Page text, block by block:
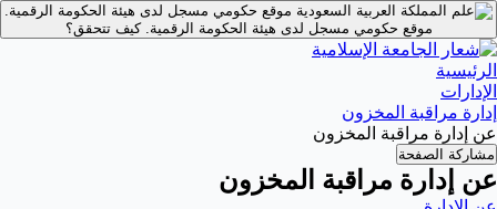
موقع حكومي مسجل لدى هيئة الحكومة الرقمية.
موقع حكومي مسجل لدى هيئة الحكومة الرقمية.كيف تتحقق؟
الرئيسية
الإدارات
إدارة مراقبة المخزون
عن إدارة مراقبة المخزون
مشاركة الصفحة
عن إدارة مراقبة المخزون